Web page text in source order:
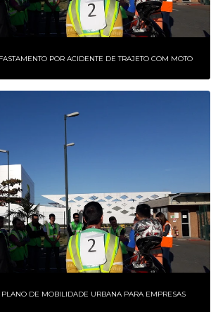
POR ACIDENTE DE TRAJETO COM MOTO
PLANO DE MOBILIDADE URBANA PARA EMPRESAS